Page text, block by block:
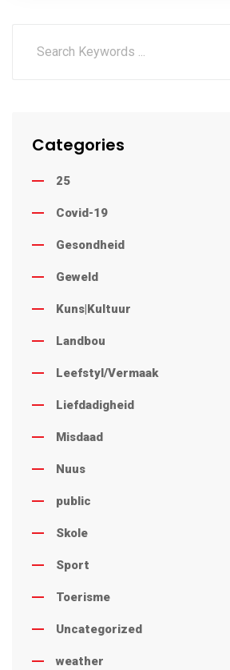
Categories
25
Covid-19
Gesondheid
Geweld
Kuns|Kultuur
Landbou
Leefstyl/Vermaak
Liefdadigheid
Misdaad
Nuus
public
Skole
Sport
Toerisme
Uncategorized
weather